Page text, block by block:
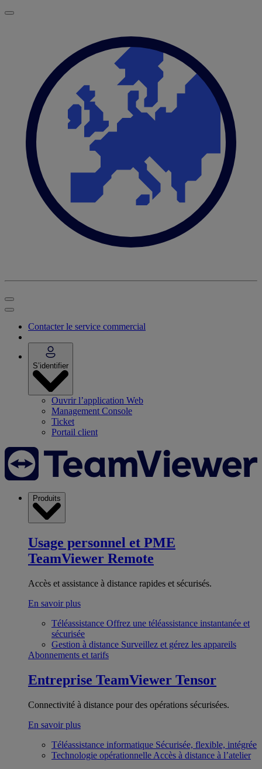
Contacter le service commercial
S’identifier
Ouvrir l’application Web
Management Console
Ticket
Portail client
Produits
Usage personnel et PME
TeamViewer Remote
Accès et assistance à distance rapides et sécurisés.
En savoir plus
Téléassistance Offrez une téléassistance instantanée et
sécurisée
Gestion à distance Surveillez et gérez les appareils
Abonnements et tarifs
Entreprise TeamViewer Tensor
Connectivité à distance pour des opérations sécurisées.
En savoir plus
Téléassistance informatique Sécurisée, flexible, intégrée
Technologie opérationnelle Accès à distance à l’atelier